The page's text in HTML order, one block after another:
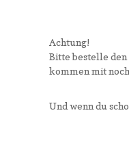
Achtung!
Bitte bestelle den
kommen mit
Und wenn du